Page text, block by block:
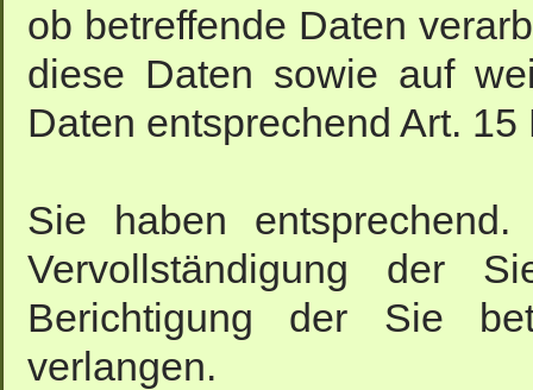
ob betreffende Daten
diese Daten sowie auf
Daten entsprechend Art. 15
Sie haben
Vervollständigung der
Berichtigung der Sie
verlangen.